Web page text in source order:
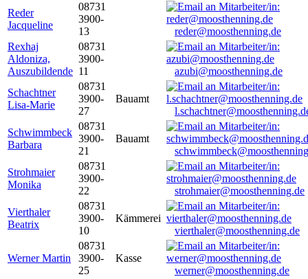
Reder
Jacqueline
08731
3900-
13
reder@moosthenning.de
Rexhaj
Aldoniza,
Auszubildende
08731
3900-
11
azubi@moosthenning.de
Schachtner
Lisa-Marie
08731
3900-
27
Bauamt
Schwimmbeck
Barbara
08731
3900-
21
Bauamt
Strohmaier
Monika
08731
3900-
22
strohmaier@moosthenning.de
Vierthaler
Beatrix
08731
3900-
10
Kämmerei
vierthaler@moosthenning.de
Werner Martin
08731
3900-
25
Kasse
werner@moosthenning.de